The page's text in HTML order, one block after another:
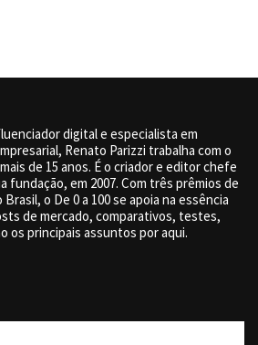
digital e especialista em
Renato Parizzi trabalha com o
de 15 anos. É o criador e editor chefe
fundação, em 2007. Com três prêmios de
o De 0 a 100 se apoia na essência
de mercado, comparativos, testes,
os principais assuntos por aqui.